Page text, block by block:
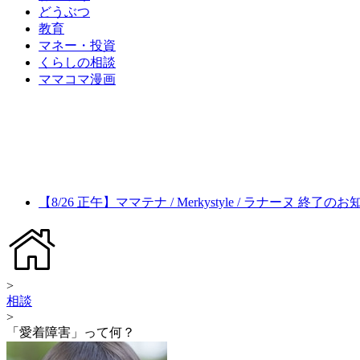
どうぶつ
教育
マネー・投資
くらしの相談
ママコマ漫画
【8/26 正午】ママテナ / Merkystyle / ラナーヌ 終了のお
>
相談
>
「愛着障害」って何？